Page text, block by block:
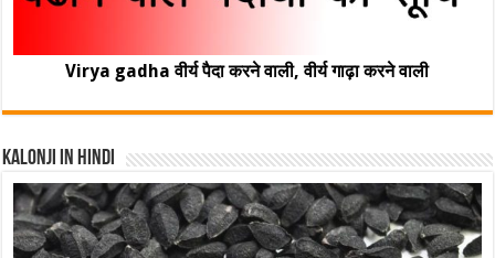
Virya gadha वीर्य पैदा करने वाली, वीर्य गाढ़ा करने वाली
Kalonji In Hindi